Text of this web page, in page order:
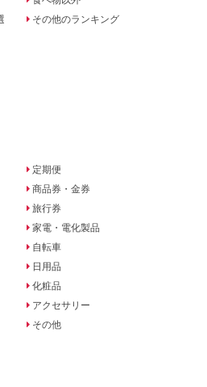
その他のランキング
定期便
商品券・金券
旅行券
家電・電化製品
自転車
日用品
化粧品
アクセサリー
その他